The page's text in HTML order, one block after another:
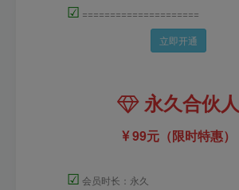
☑ =====================
立即开通
永久合伙人
99元（限时特惠）
☑ 会员时长：永久